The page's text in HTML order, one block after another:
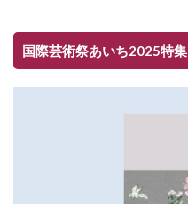
国際芸術祭あいち2025特集